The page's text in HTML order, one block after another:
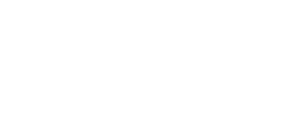
to function and is used specifically to